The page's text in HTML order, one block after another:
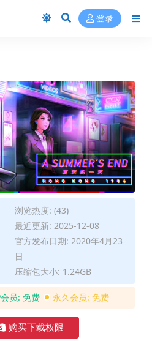
登录
浏览热度: (43)
最近更新: 2025-12-08
官方发布日期: 2020年4月23
日
压缩包大小: 1.24GB
员: 免费 永久会员: 免费
购买下载权限